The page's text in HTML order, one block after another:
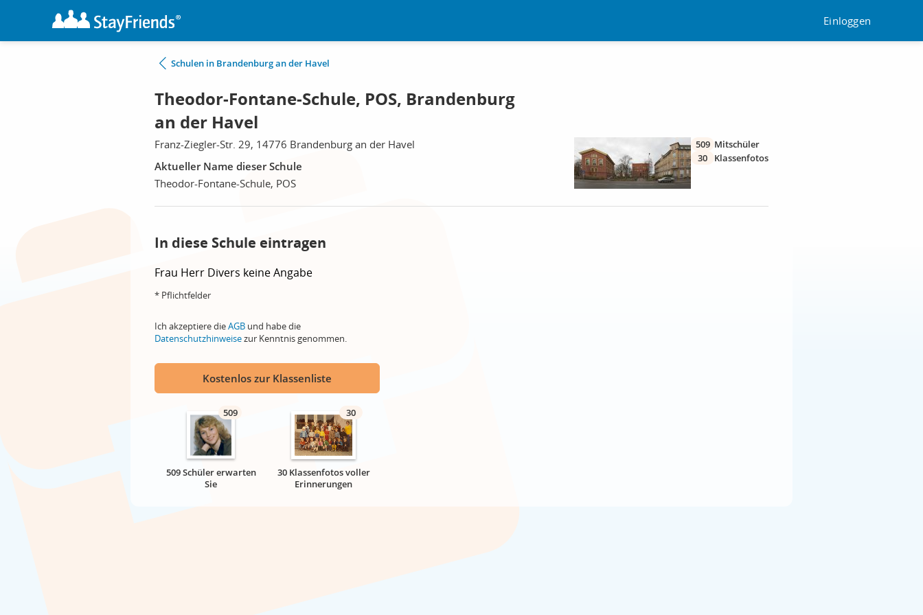
Einloggen
Schulen in Brandenburg an der Havel
Theodor-Fontane-Schule, POS, Brandenburg
an der Havel
Franz-Ziegler-Str. 29, 14776 Brandenburg an der Havel
Aktueller Name dieser Schule
Theodor-Fontane-Schule, POS
509 Mitschüler
30
Klassenfotos
In diese Schule eintragen
Frau Herr Divers keine Angabe
* Pflichtfelder
Ich akzeptiere dieAGB und habe die
Datenschutzhinweisezur Kenntnis genommen.
Kostenlos zur Klassenliste
509
509 Schüler erwarten
Sie
30
30 Klassenfotos voller
Erinnerungen